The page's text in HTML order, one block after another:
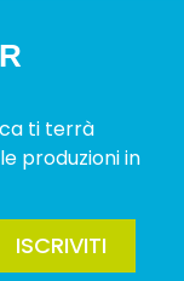
ti terrà
produzioni in
ISCRIVITI